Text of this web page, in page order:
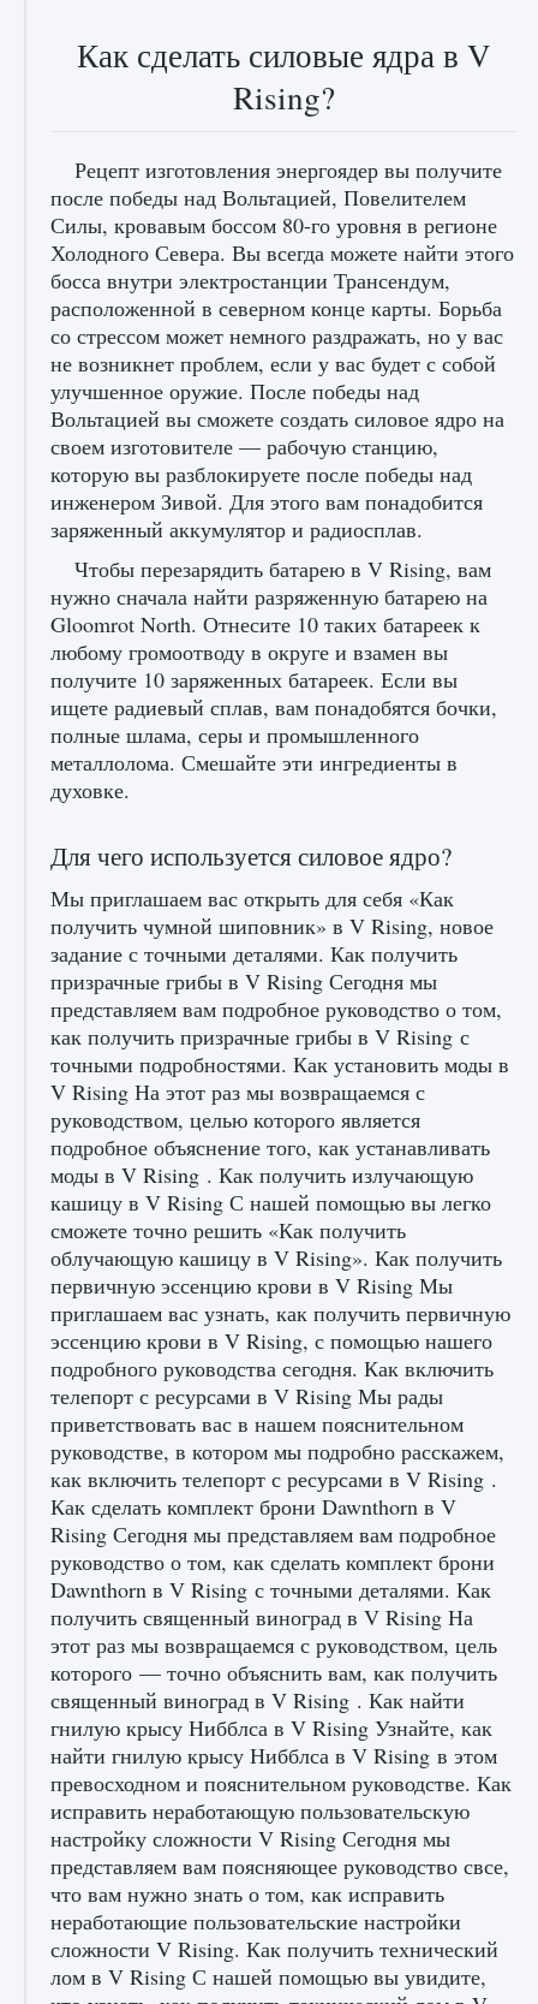
лицензии, лиги, команды и стадионы в EA
FC 25
2 395
Как исправить ошибку Palworld EPalworld
«Идет сохранение мира — Невозможно
начать сохранение данных мира»
9 августа 2024 2 711 0 0
Все новые функции в режиме карьеры EA
FC 25
9 августа 2024 2 096 0 2
Входят ли «Милан» и «Интер» в EA FC 25
9 августа 2024 2 064 0 1
Как исправить текстовую ошибку
пользовательского интерфейса Delta
Force Hawk Ops
9 августа 2024 1 945 0 0
Как проверить статус сервера Delta Force
Hawk Ops
9 августа 2024 1 286 0 0
Как приручить существ джунглей Нари в
игре Creatures of Ava
9 августа 2024 1 218 0 0
Как сделать силовые ядра в V
Rising?
Рецепт изготовления энергоядер вы получите
после победы над Вольтацией, Повелителем
Силы, кровавым боссом 80-го уровня в регионе
Холодного Севера. Вы всегда можете найти этого
босса внутри электростанции Трансендум,
расположенной в северном конце карты. Борьба
со стрессом может немного раздражать, но у вас
не возникнет проблем, если у вас будет с собой
улучшенное оружие. После победы над
Вольтацией вы сможете создать силовое ядро ​​на
своем изготовителе — рабочую станцию,
которую вы разблокируете после победы над
инженером Зивой. Для этого вам понадобится
заряженный аккумулятор и радиосплав.
Чтобы перезарядить батарею в V Rising, вам
нужно сначала найти разряженную батарею на
Gloomrot North. Отнесите 10 таких батареек к
любому громоотводу в округе и взамен вы
получите 10 заряженных батареек. Если вы
ищете радиевый сплав, вам понадобятся бочки,
полные шлама, серы и промышленного
металлолома. Смешайте эти ингредиенты в
духовке.
Для чего используется силовое ядро?
Мы приглашаем вас открыть для себя «Как
получить чумной шиповник» в V Rising, новое
задание с точными деталями. Как получить
призрачные грибы в V Rising Сегодня мы
представляем вам подробное руководство о том,
как получить призрачные грибы в V Rising с
точными подробностями. Как установить моды в
V Rising На этот раз мы возвращаемся с
руководством, целью которого является
подробное объяснение того, как устанавливать
моды в V Rising . Как получить излучающую
кашицу в V Rising С нашей помощью вы легко
сможете точно решить «Как получить
облучающую кашицу в V Rising». Как получить
первичную эссенцию крови в V Rising Мы
приглашаем вас узнать, как получить первичную
эссенцию крови в V Rising, с помощью нашего
подробного руководства сегодня. Как включить
телепорт с ресурсами в V Rising Мы рады
приветствовать вас в нашем пояснительном
руководстве, в котором мы подробно расскажем,
как включить телепорт с ресурсами в V Rising .
Как сделать комплект брони Dawnthorn в V
Rising Сегодня мы представляем вам подробное
руководство о том, как сделать комплект брони
Dawnthorn в V Rising с точными деталями. Как
получить священный виноград в V Rising На
этот раз мы возвращаемся с руководством, цель
которого — точно объяснить вам, как получить
священный виноград в V Rising . Как найти
гнилую крысу Нибблса в V Rising Узнайте, как
найти гнилую крысу Нибблса в V Rising в этом
превосходном и пояснительном руководстве. Как
исправить неработающую пользовательскую
настройку сложности V Rising Сегодня мы
представляем вам поясняющее руководство свсе,
что вам нужно знать о том, как исправить
неработающие пользовательские настройки
сложности V Rising. Как получить технический
лом в V Rising С нашей помощью вы увидите,